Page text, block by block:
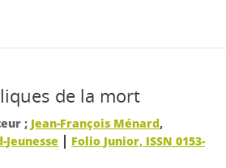
de la mort
; Jean-François Ménard,
| Folio Junior, ISSN 0153-